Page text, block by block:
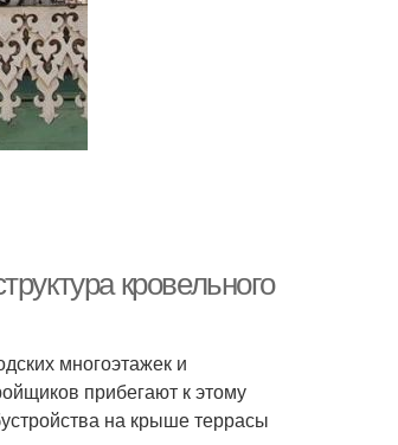
кровельного
многоэтажек и
прибегают к этому
на крыше террасы